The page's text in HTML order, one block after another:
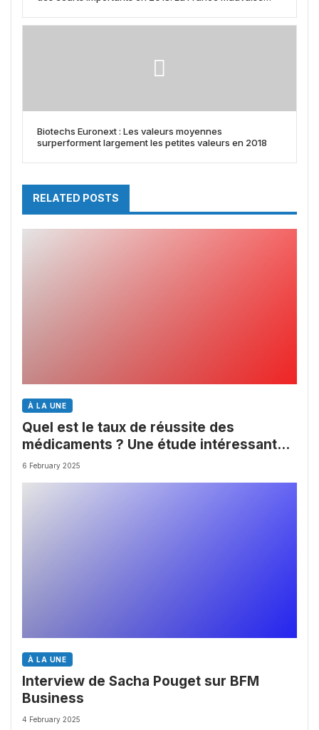
Biotechs Euronext : Les valeurs moyennes
surperforment largement les petites valeurs en 2018
RELATED POSTS
À LA UNE
Quel est le taux de réussite des
médicaments ? Une étude intéressante
chez les Big Pharmas
6 February 2025
À LA UNE
Interview de Sacha Pouget sur BFM
Business
4 February 2025